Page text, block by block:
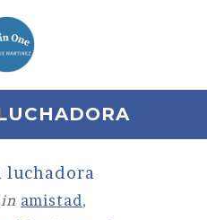
luchadora
in amistad,